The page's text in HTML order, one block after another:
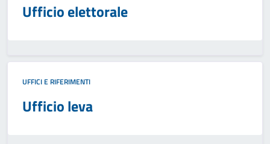
Ufficio elettorale
UFFICI E RIFERIMENTI
Ufficio leva